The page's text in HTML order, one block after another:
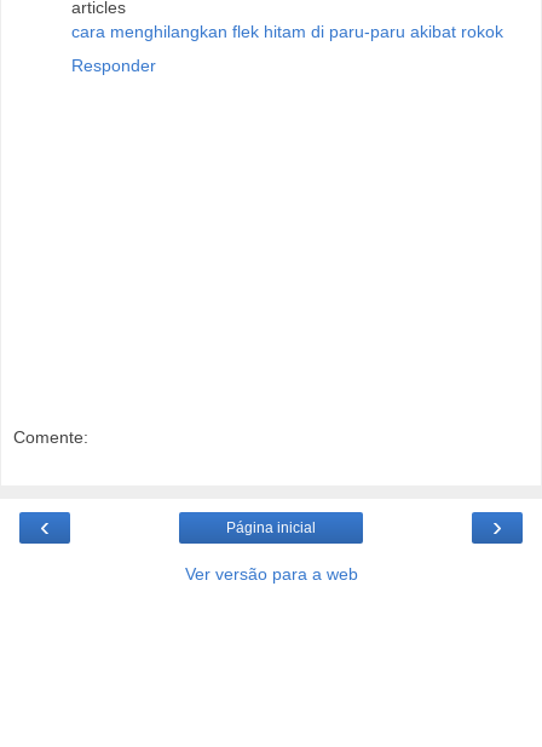
articles
cara menghilangkan flek hitam di paru-paru akibat rokok
Responder
Comente:
‹ ›
Página inicial
Ver versão para a web